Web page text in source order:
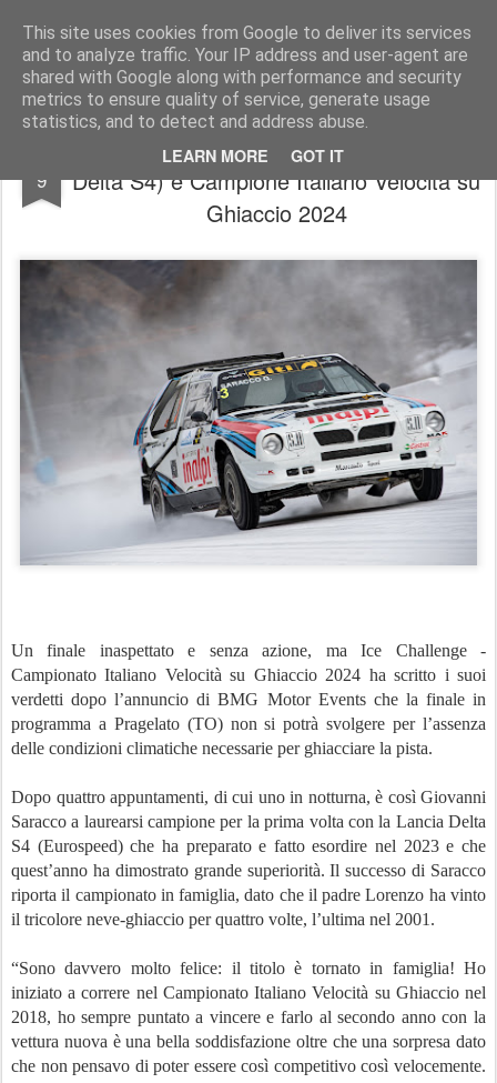
This site uses cookies from Google to deliver its services
and to analyze traffic. Your IP address and user-agent are
shared with Google along with performance and security
metrics to ensure quality of service, generate usage
statistics, and to detect and address abuse.
LEARN MORE GOT IT
AutoMotoCorse. Motorsport Random News 280912
9
Ice Challenge / Giovanni Saracco (Lancia
Delta S4) è Campione Italiano Velocità su
Ghiaccio 2024
Un finale inaspettato e senza azione, ma Ice Challenge -
Campionato Italiano Velocità su Ghiaccio 2024 ha scritto i suoi
verdetti dopo l’annuncio di BMG Motor Events che la finale in
programma a Pragelato (TO) non si potrà svolgere per l’assenza
delle condizioni climatiche necessarie per ghiacciare la pista.
Dopo quattro appuntamenti, di cui uno in notturna, è così Giovanni
Saracco a laurearsi campione per la prima volta con la Lancia Delta
S4 (Eurospeed) che ha preparato e fatto esordire nel 2023 e che
quest’anno ha dimostrato grande superiorità. Il successo di Saracco
riporta il campionato in famiglia, dato che il padre Lorenzo ha vinto
il tricolore neve-ghiaccio per quattro volte, l’ultima nel 2001.
“Sono davvero molto felice: il titolo è tornato in famiglia! Ho
iniziato a correre nel Campionato Italiano Velocità su Ghiaccio nel
2018, ho sempre puntato a vincere e farlo al secondo anno con la
vettura nuova è una bella soddisfazione oltre che una sorpresa dato
che non pensavo di poter essere così competitivo così velocemente.